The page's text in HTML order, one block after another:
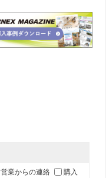
営業からの連絡
購入